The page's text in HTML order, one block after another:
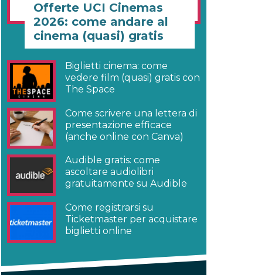
Offerte UCI Cinemas
2026: come andare al
cinema (quasi) gratis
Biglietti cinema: come
vedere film (quasi) gratis con
The Space
Come scrivere una lettera di
presentazione efficace
(anche online con Canva)
Audible gratis: come
ascoltare audiolibri
gratuitamente su Audible
Come registrarsi su
Ticketmaster per acquistare
biglietti online